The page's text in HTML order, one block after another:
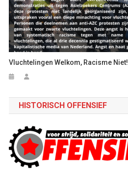
Vluchtelingen Welkom, Racisme Niet!
HISTORISCH OFFENSIEF